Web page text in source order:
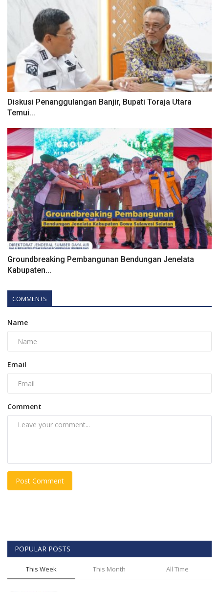
Diskusi Penanggulangan Banjir, Bupati Toraja Utara
Temui...
Groundbreaking Pembangunan Bendungan Jenelata
Kabupaten...
COMMENTS
Name
Email
Comment
Post Comment
POPULAR POSTS
This Week This Month All Time